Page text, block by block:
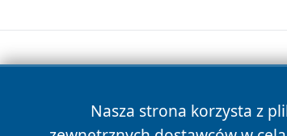
Nasza strona korzysta z